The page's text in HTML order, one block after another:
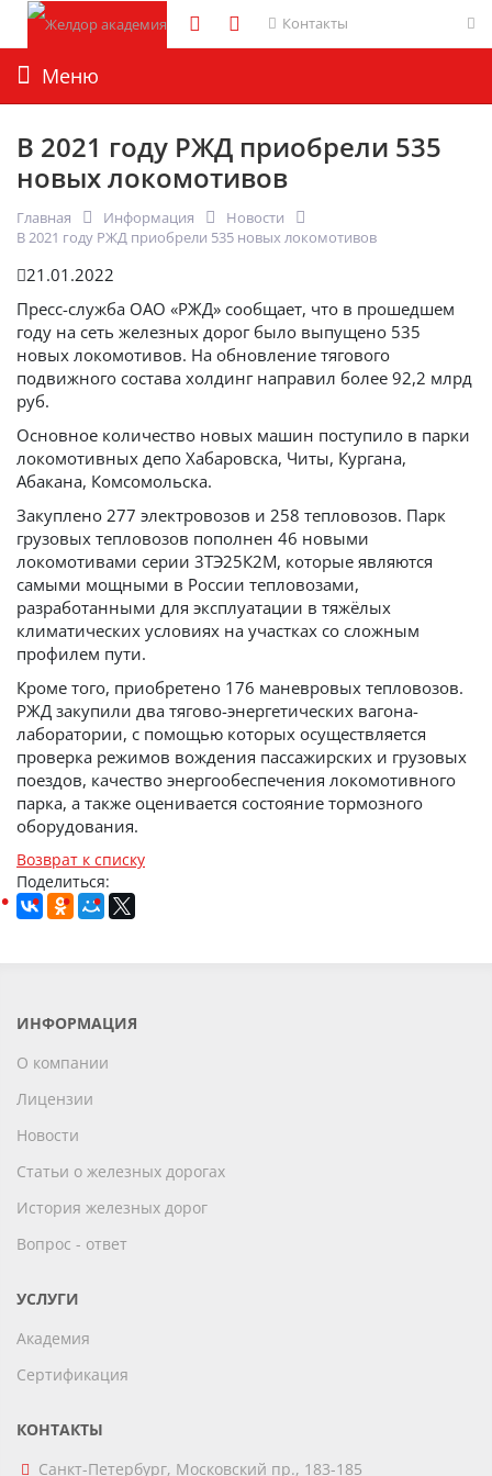
Контакты
Меню
В 2021 году РЖД приобрели 535
новых локомотивов
Главная Информация
Новости
В 2021 году РЖД приобрели 535 новых локомотивов
21.01.2022
Пресс-служба ОАО «РЖД» сообщает, что в прошедшем
году на сеть железных дорог было выпущено 535
новых локомотивов. На обновление тягового
подвижного состава холдинг направил более 92,2 млрд
руб.
Основное количество новых машин поступило в парки
локомотивных депо Хабаровска, Читы, Кургана,
Абакана, Комсомольска.
Закуплено 277 электровозов и 258 тепловозов. Парк
грузовых тепловозов пополнен 46 новыми
локомотивами серии 3ТЭ25К2М, которые являются
самыми мощными в России тепловозами,
разработанными для эксплуатации в тяжёлых
климатических условиях на участках со сложным
профилем пути.
Кроме того, приобретено 176 маневровых тепловозов.
РЖД закупили два тягово-энергетических вагона-
лаборатории, с помощью которых осуществляется
проверка режимов вождения пассажирских и грузовых
поездов, качество энергообеспечения локомотивного
парка, а также оценивается состояние тормозного
оборудования.
Возврат к списку
Поделиться:
ИНФОРМАЦИЯ
О компании
Лицензии
Новости
Статьи о железных дорогах
История железных дорог
Вопрос - ответ
УСЛУГИ
Академия
Сертификация
КОНТАКТЫ
Санкт-Петербург, Московский пр., 183-185